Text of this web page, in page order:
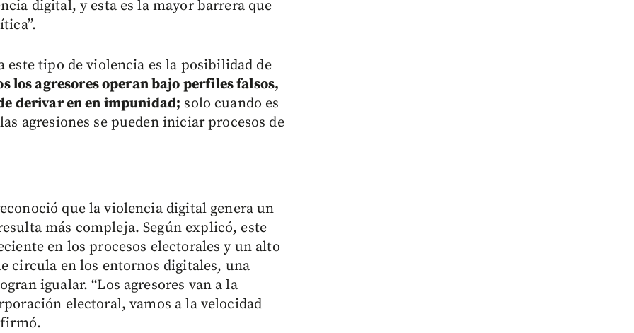
digital, y esta es la mayor barrera que
este tipo de violencia es la posibilidad de
los agresores operan bajo perfiles falsos,
derivar en en impunidad; solo cuando es
agresiones se pueden iniciar procesos de
que la violencia digital genera un
más compleja. Según explicó, este
en los procesos electorales y un alto
circula en los entornos digitales, una
igualar. “Los agresores van a la
electoral, vamos a la velocidad